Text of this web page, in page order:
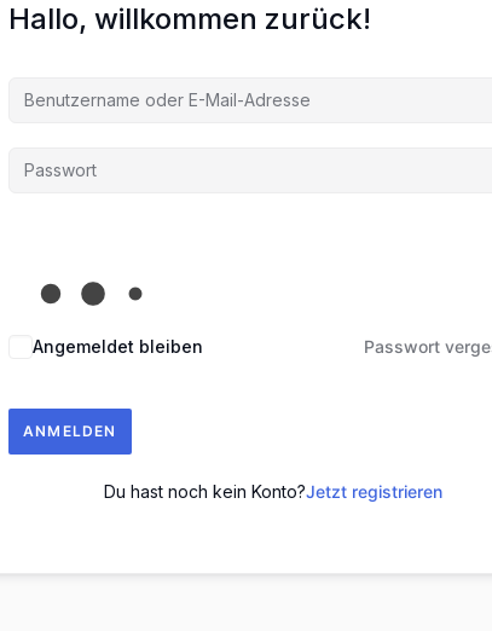
Hallo, willkommen zurück!
Angemeldet bleiben Passwort
ANMELDEN
Du hast noch kein Konto?Jetzt registrieren